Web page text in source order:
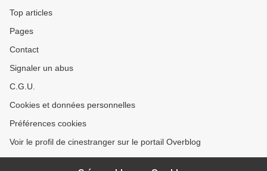
Top articles
Pages
Contact
Signaler un abus
C.G.U.
Cookies et données personnelles
Préférences cookies
Voir le profil de cinestranger sur le portail Overblog